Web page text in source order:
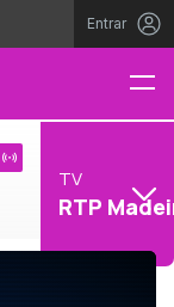
Entrar
TV
RTP